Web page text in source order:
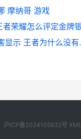
摩纳哥 游戏
荣耀怎么评定金牌
王者荣耀
沪ICP备2024105632号